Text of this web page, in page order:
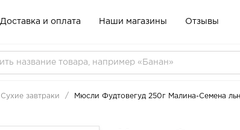
Доставка и оплата Наши магазины Отзывы
Сухие завтраки Мюсли Фудтовегуд 250г Малина-Семена